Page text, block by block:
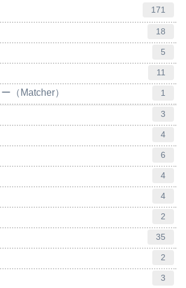
171
18
5
11
（Matcher） 1
3
4
6
4
4
2
35
2
3